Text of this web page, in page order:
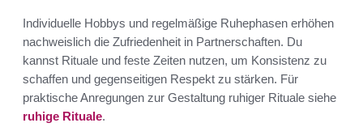
Individuelle Hobbys und regelmäßige Ruhephasen erhöhen
nachweislich die Zufriedenheit in Partnerschaften. Du
kannst Rituale und feste Zeiten nutzen, um Konsistenz zu
schaffen und gegenseitigen Respekt zu stärken. Für
praktische Anregungen zur Gestaltung ruhiger Rituale siehe
ruhige Rituale.